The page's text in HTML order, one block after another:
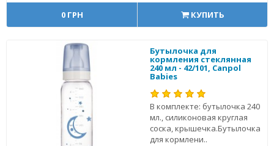
0 ГРН КУПИТЬ
Бутылочка для
кормления стеклянная
240 мл - 42/101, Canpol
Babies
В комплекте: бутылочка 240
мл., силиконовая круглая
соска, крышечка.Бутылочка
для кормлени..